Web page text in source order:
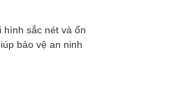
hình sắc nét và ổn
bảo vệ an ninh